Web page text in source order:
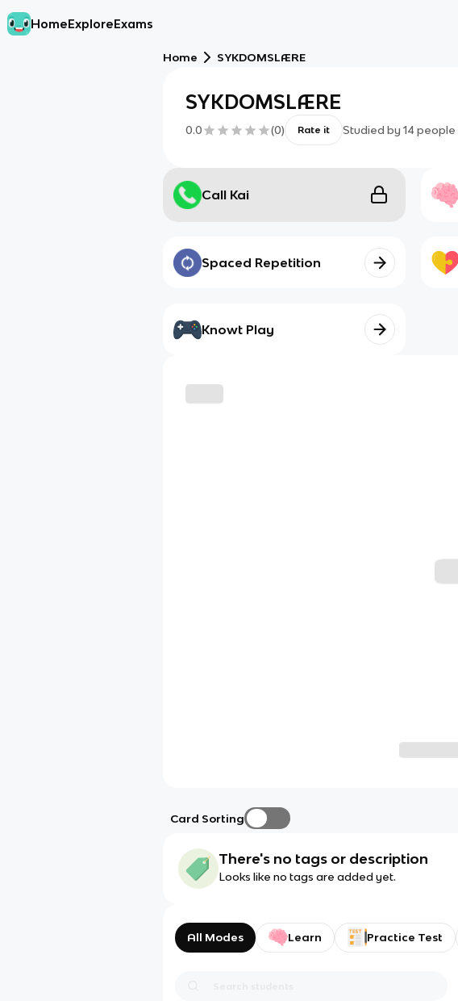
HomeExploreExams
Home SYKDOMSLÆRE
SYKDOMSLÆRE
0.0 (0) Rate it Studied by 14 people
Call Kai
Spaced Repetition
Knowt Play
Card Sorting
There's no tags or description
Looks like no tags are added yet.
All Modes Learn Practice Test